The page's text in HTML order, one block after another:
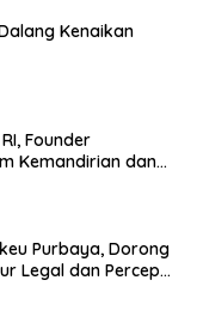
Kenaikan
Founder
Kemandirian dan
Purbaya, Dorong
Legal dan Percepat